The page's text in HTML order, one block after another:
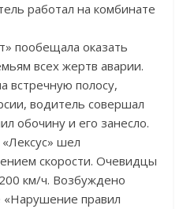
работал на комбинате
» пообещала оказать
всех жертв аварии.
встречную полосу,
водитель совершал
обочину и его занесло.
«Лексус» шел
скорости. Очевидцы
200 км/ч. Возбуждено
«Нарушение правил